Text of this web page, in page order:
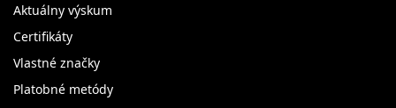
Aktuálny výskum
Certifikáty
Vlastné značky
Platobné metódy